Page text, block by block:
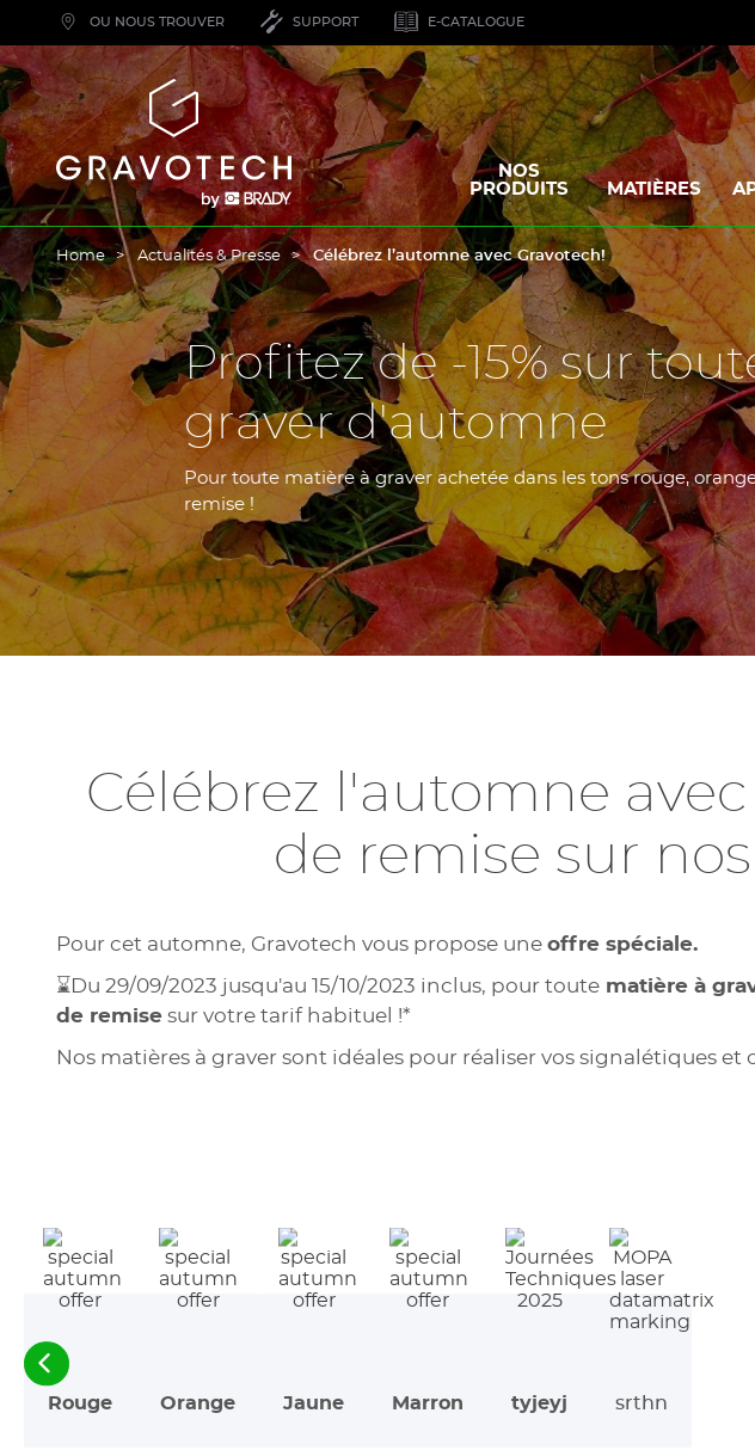
main
content
OU NOUS TROUVER SUPPORT E-CATALOGUE
Gravotech
NOS
PRODUITS
MATIÈRES
Home Actualités & Presse Célébrez l’automne avec Gravotech!
Profitez de -15% sur
graver d'automne
Pour toute matière à graver achetée dans les tons rouge,
remise !
Célébrez l'automne
de remise sur
Pour cet automne, Gravotech vous propose une offre spéciale.
⌛Du 29/09/2023 jusqu'au 15/10/2023 inclus, pour toute matière à
de remise sur votre tarif habituel !*
Nos matières à graver sont idéales pour réaliser vos signalétiques et
Rouge Orange Jaune Marron tyjeyj srthn